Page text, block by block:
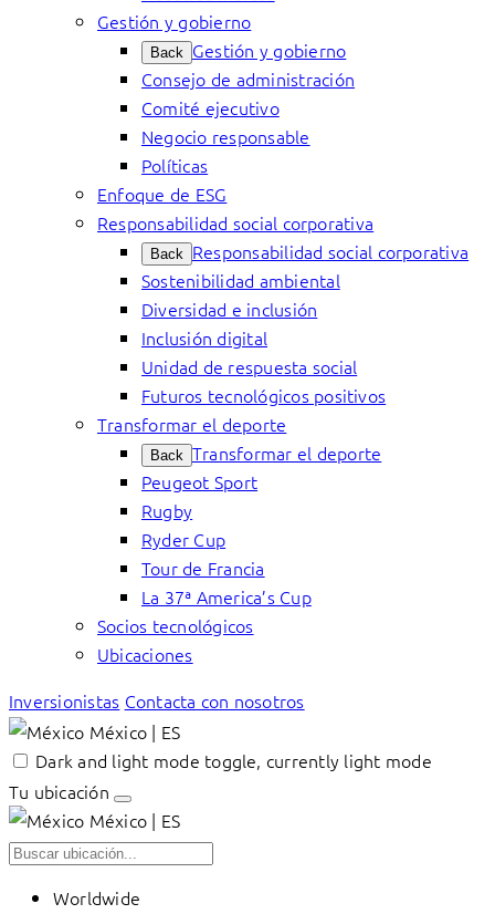
Gestión y gobierno
Back Gestión y gobierno
Consejo de administración
Comité ejecutivo
Negocio responsable
Políticas
Enfoque de ESG
Responsabilidad social corporativa
Back Responsabilidad social corporativa
Sostenibilidad ambiental
Diversidad e inclusión
Inclusión digital
Unidad de respuesta social
Futuros tecnológicos positivos
Transformar el deporte
Back Transformar el deporte
Peugeot Sport
Rugby
Ryder Cup
Tour de Francia
La 37ª America’s Cup
Socios tecnológicos
Ubicaciones
Inversionistas Contacta con nosotros
México | ES
Dark and light mode toggle, currently light mode
Tu ubicación
México | ES
Worldwide